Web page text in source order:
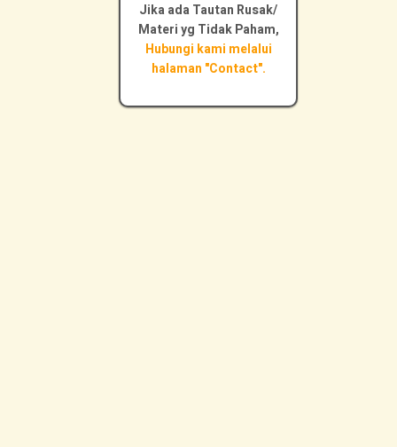
Jika ada Tautan Rusak/
Materi yg Tidak Paham,
Hubungi kami melalui
halaman "Contact".